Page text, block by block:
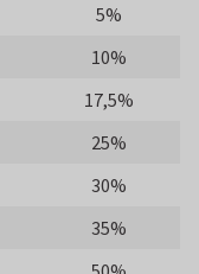
5%
10%
17,5%
25%
30%
35%